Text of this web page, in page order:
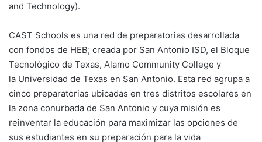
and Technology).
CAST Schools es una red de preparatorias desarrollada
con fondos de HEB; creada por San Antonio ISD, el Bloque
Tecnológico de Texas, Alamo Community College y
la Universidad de Texas en San Antonio. Esta red agrupa a
cinco preparatorias ubicadas en tres distritos escolares en
la zona conurbada de San Antonio y cuya misión es
reinventar la educación para maximizar las opciones de
sus estudiantes en su preparación para la vida